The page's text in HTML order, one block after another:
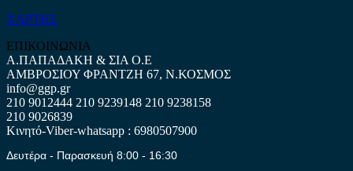
ΧΑΡΤΗΣ
ΕΠΙΚΟΙΝΩΝΙΑ
Α.ΠΑΠΑΔΑΚΗ & ΣΙΑ Ο.Ε
ΑΜΒΡΟΣΙΟΥ ΦΡΑΝΤΖΗ 67, Ν.ΚΟΣΜΟΣ
info@ggp.gr
210 9012444 210 9239148 210 9238158
210 9026839
Κινητό-Viber-whatsapp : 6980507900
Δευτέρα - Παρασκευή 8:00 - 16:30